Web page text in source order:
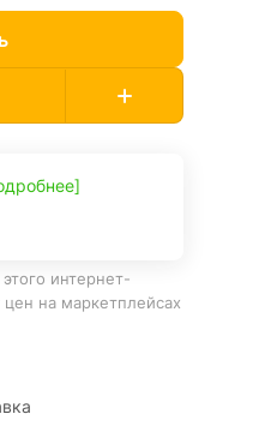
интернет-
цен на маркетплейсах